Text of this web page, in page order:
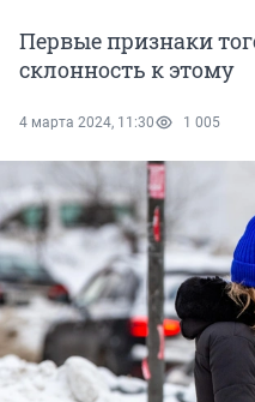
Первые признаки
склонность к этому
4 марта 2024, 11:30 1 005